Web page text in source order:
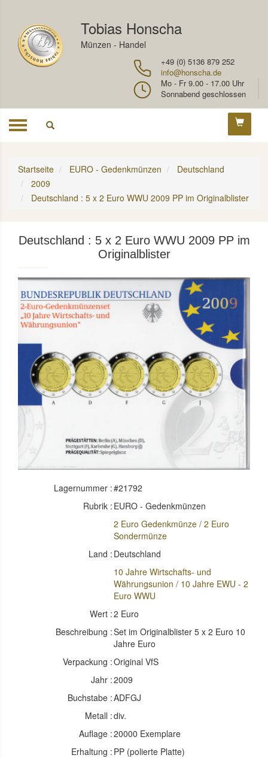
Tobias Honscha
Münzen - Handel
+49 (0) 5136 879 252
info@honscha.de
Mo - Fr 9.00 - 17.00 Uhr
Sonnabend geschlossen
Toggle
Startseite EURO - Gedenkmünzen
Deutschland
2009
Deutschland : 5 x 2 Euro WWU 2009 PP im Originalblister
Deutschland : 5 x 2 Euro WWU 2009 PP im
Originalblister
Lagernummer :#21792
Rubrik : EURO - Gedenkmünzen
2 Euro Gedenkmünze / 2 Euro
Sondermünze
Land : Deutschland
10 Jahre Wirtschafts- und
Währungsunion / 10 Jahre EWU - 2
Euro WWU
Wert :2 Euro
Beschreibung :Set im Originalblister 5 x 2 Euro 10
Jahre Euro
Verpackung :Original VfS
Jahr :2009
Buchstabe :ADFGJ
Metall :div.
Auflage :20000 Exemplare
Erhaltung : PP (polierte Platte)